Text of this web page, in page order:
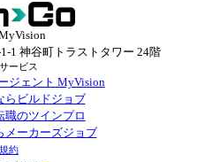
1 神谷町トラストタワー 24階
ービス
ジェント MyVision
らビルドジョブ
職のツインプロ
メーカーズジョブ
約